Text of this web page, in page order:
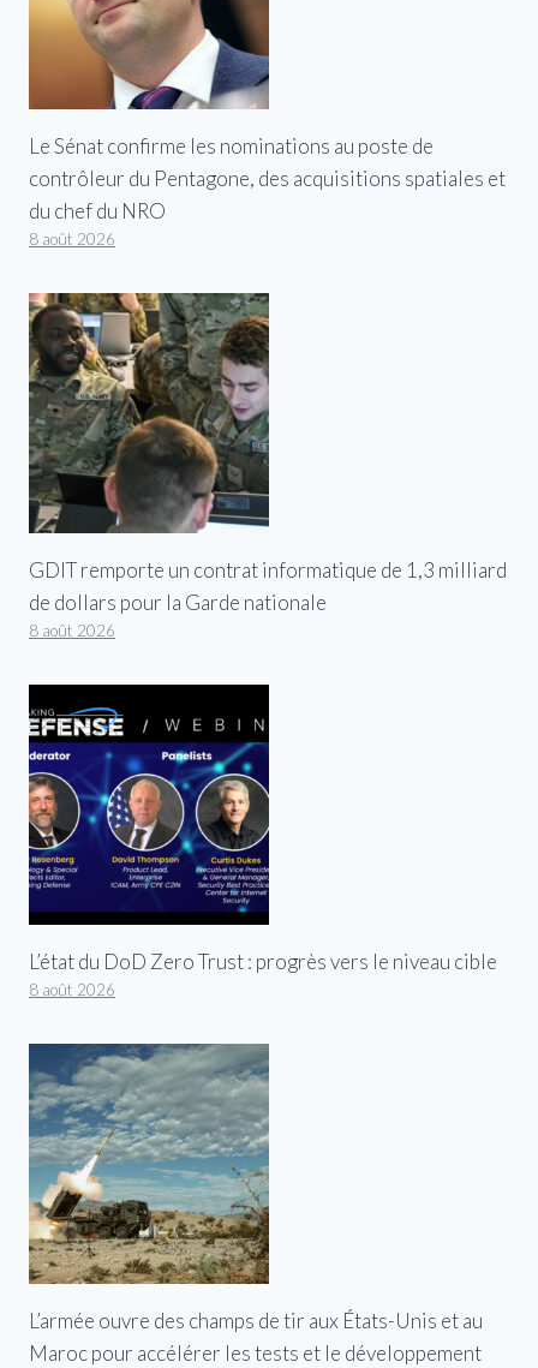
Le Sénat confirme les nominations au poste de
contrôleur du Pentagone, des acquisitions spatiales et
du chef du NRO
8 août 2026
GDIT remporte un contrat informatique de 1,3 milliard
de dollars pour la Garde nationale
8 août 2026
L’état du DoD Zero Trust : progrès vers le niveau cible
8 août 2026
L’armée ouvre des champs de tir aux États-Unis et au
Maroc pour accélérer les tests et le développement